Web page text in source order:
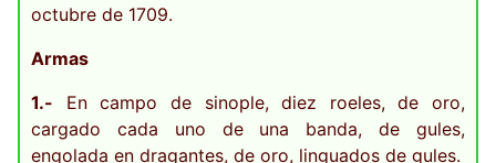
octubre de 1709.
Armas
1.- En campo de sinople, diez roeles, de oro,
cargado cada uno de una banda, de gules,
engolada en dragantes, de oro, linguados de gules.